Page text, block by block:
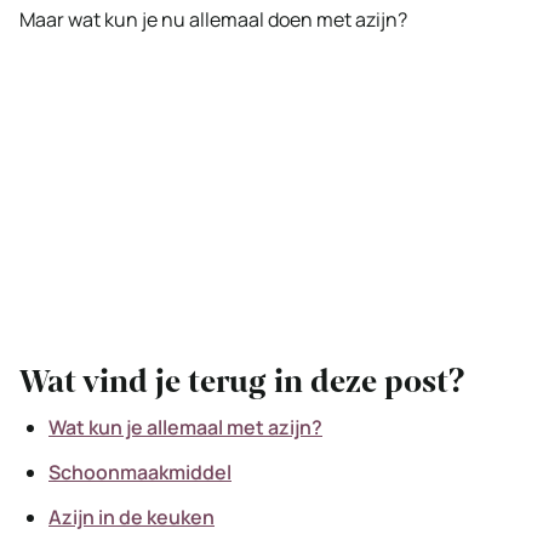
Maar wat kun je nu allemaal doen met azijn?
Wat vind je terug in deze post?
Wat kun je allemaal met azijn?
Schoonmaakmiddel
Azijn in de keuken